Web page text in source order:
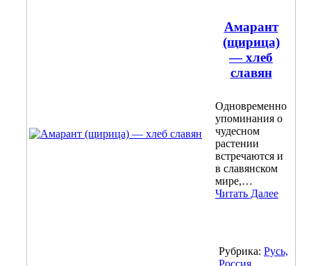
Амарант
(щирица)
— хлеб
славян
Одновременно
упоминания о
чудесном
растении
встречаются и
в славянском
мире,…
Читать Далее
Рубрика: Русь,
Россия,